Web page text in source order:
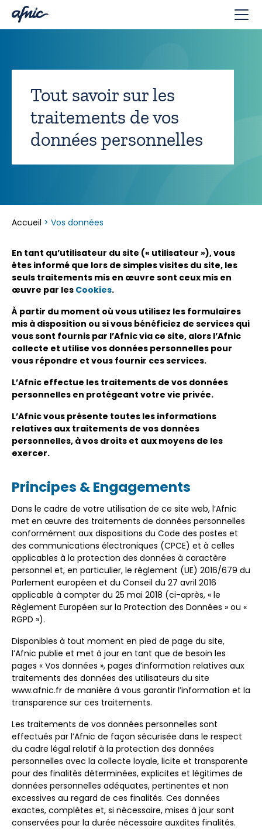
Tout savoir sur les
traitements de vos
données personnelles
Accueil > Vos données
En tant qu’utilisateur du site (« utilisateur »), vous
êtes informé que lors de simples visites du site, les
seuls traitements mis en œuvre sont ceux mis en
œuvre par les Cookies.
À partir du moment où vous utilisez les formulaires
mis à disposition ou si vous bénéficiez de services qui
vous sont fournis par l’Afnic via ce site, alors l’Afnic
collecte et utilise vos données personnelles pour
vous répondre et vous fournir ces services.
L’Afnic effectue les traitements de vos données
personnelles en protégeant votre vie privée.
L’Afnic vous présente toutes les informations
relatives aux traitements de vos données
personnelles, à vos droits et aux moyens de les
exercer.
Principes & Engagements
Dans le cadre de votre utilisation de ce site web, l’Afnic
met en œuvre des traitements de données personnelles
conformément aux dispositions du Code des postes et
des communications électroniques (CPCE) et à celles
applicables à la protection des données à caractère
personnel et, en particulier, le règlement (UE) 2016/679 du
Parlement européen et du Conseil du 27 avril 2016
applicable à compter du 25 mai 2018 (ci-après, « le
Règlement Européen sur la Protection des Données » ou «
RGPD »).
Disponibles à tout moment en pied de page du site,
l’Afnic publie et met à jour en tant que de besoin les
pages « Vos données », pages d’information relatives aux
traitements des données des utilisateurs du site
www.afnic.fr de manière à vous garantir l’information et la
transparence sur ces traitements.
Les traitements de vos données personnelles sont
effectués par l’Afnic de façon sécurisée dans le respect
du cadre légal relatif à la protection des données
personnelles avec la collecte loyale, licite et transparente
pour des finalités déterminées, explicites et légitimes de
données personnelles adéquates, pertinentes et non
excessives au regard de ces finalités. Ces données
exactes, complètes et, si nécessaire, mises à jour sont
conservées pour la durée nécessaire auxdites finalités.
Panneau de gestion des cookies